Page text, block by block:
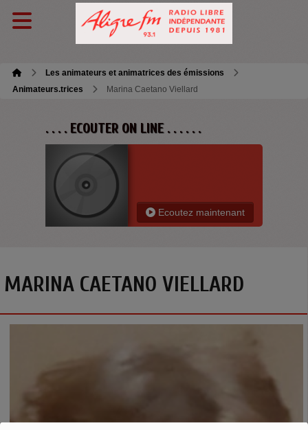
Les animateurs et animatrices des émissions
Animateurs.trices
Marina Caetano Viellard
. . . . ECOUTER ON LINE . . . . . .
Ecoutez maintenant
MARINA CAETANO VIELLARD